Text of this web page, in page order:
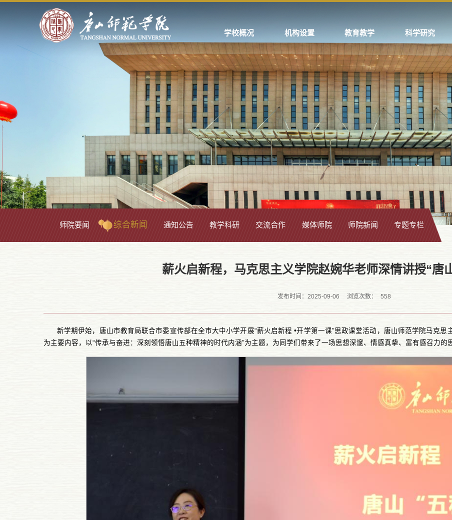
学校概况 机构设置 教育教学 科学研究
师院要闻 综合新闻 通知公告 教学科研 交流合作 媒体师院 师院新闻 专题专栏
薪火启新程，马克思主义学院赵婉华老师深情讲授“唐
发布时间：2025-09-06 浏览次数： 558
新学期伊始，唐山市教育局联合市委宣传部在全市大中小学开展“薪火启新程 •开学第一课”思政课堂活动，唐山师范学院马克思
为主要内容，以“传承与奋进：深刻领悟唐山五种精神的时代内涵”为主题，为同学们带来了一场思想深邃、情感真挚、富有感召力的